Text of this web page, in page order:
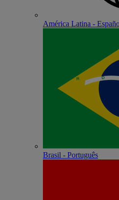
América Latina -
Brasil - Português